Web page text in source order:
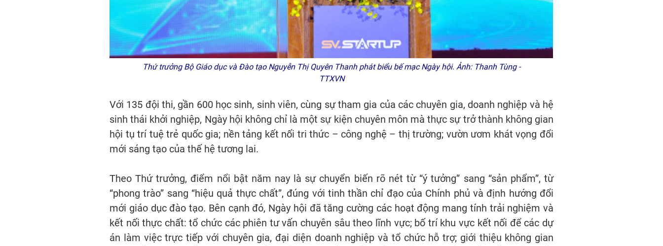
Thứ trưởng Bộ Giáo dục và Đào tạo Nguyễn Thị Quyên Thanh phát biểu bế mạc Ngày hội. Ảnh: Thanh Tùng -
TTXVN
Với 135 đội thi, gần 600 học sinh, sinh viên, cùng sự tham gia của các chuyên gia, doanh nghiệp và hệ
sinh thái khởi nghiệp, Ngày hội không chỉ là một sự kiện chuyên môn mà thực sự trở thành không gian
hội tụ trí tuệ trẻ quốc gia; nền tảng kết nối tri thức – công nghệ – thị trường; vườn ươm khát vọng đổi
mới sáng tạo của thế hệ tương lai.
Theo Thứ trưởng, điểm nổi bật năm nay là sự chuyển biến rõ nét từ “ý tưởng” sang “sản phẩm”, từ
“phong trào” sang “hiệu quả thực chất”, đúng với tinh thần chỉ đạo của Chính phủ và định hướng đổi
mới giáo dục đào tạo. Bên cạnh đó, Ngày hội đã tăng cường các hoạt động mang tính trải nghiệm và
kết nối thực chất: tổ chức các phiên tư vấn chuyên sâu theo lĩnh vực; bố trí khu vực kết nối để các dự
án làm việc trực tiếp với chuyên gia, đại diện doanh nghiệp và tổ chức hỗ trợ; giới thiệu không gian